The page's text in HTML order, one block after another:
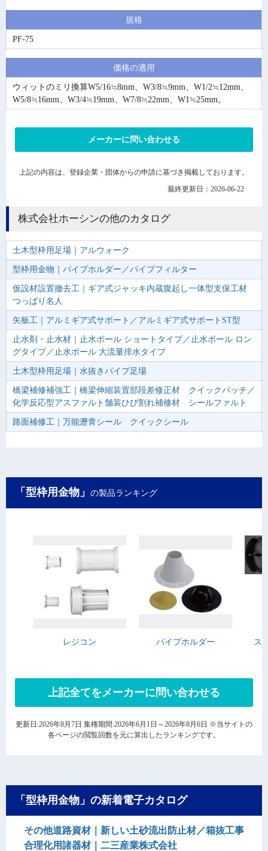
規格
PF-75
価格の適用
ウィットのミリ換算W5/16≒8mm、W3/8≒9mm、W1/2≒12mm、
W5/8≒16mm、W3/4≒19mm、W7/8≒22mm、W1≒25mm。
メーカーに問い合わせる
上記の内容は、登録企業・団体からの申請に基づき掲載しております。
最終更新日：2026-06-22
株式会社ホーシンの他のカタログ
土木型枠用足場｜アルウォーク
型枠用金物｜パイプホルダー／パイプフィルター
仮設材設置撤去工｜ギア式ジャッキ内蔵腹起し一体型支保工材
つっぱり名人
矢板工｜アルミギア式サポート／アルミギア式サポートST型
止水剤・止水材｜止水ボール ショートタイプ／止水ボール ロン
グタイプ／止水ボール 大流量排水タイプ
土木型枠用足場｜水抜きパイプ足場
橋梁補修補強工｜橋梁伸縮装置部段差修正材 クイックパッチ／
化学反応型アスファルト舗装ひび割れ補修材 シールファルト
路面補修工｜万能瀝青シール クイックシール
「型枠用金物」 の製品ランキング
レジコン パイプホルダー ス
上記全てをメーカーに問い合わせる
更新日:2026年8月7日 集権期間:2026年6月1日～2026年8月6日 ※当サイトの
各ページの閲覧回数を元に算出したランキングです。
「型枠用金物」の新着電子カタログ
その他道路資材｜新しい土砂流出防止材／箱抜工事
合理化用諸器材｜二三産業株式会社